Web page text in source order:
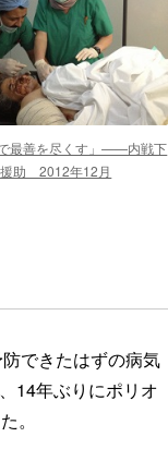
で最善を尽くす」——内戦下
助 2012年12月
できたはずの病気
14年ぶりにポリオ
。